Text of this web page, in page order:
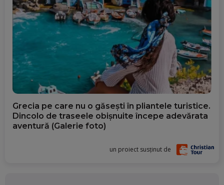
Grecia pe care nu o găsești în pliantele turistice.
Dincolo de traseele obișnuite începe adevărata
aventură (Galerie foto)
un proiect susținut de